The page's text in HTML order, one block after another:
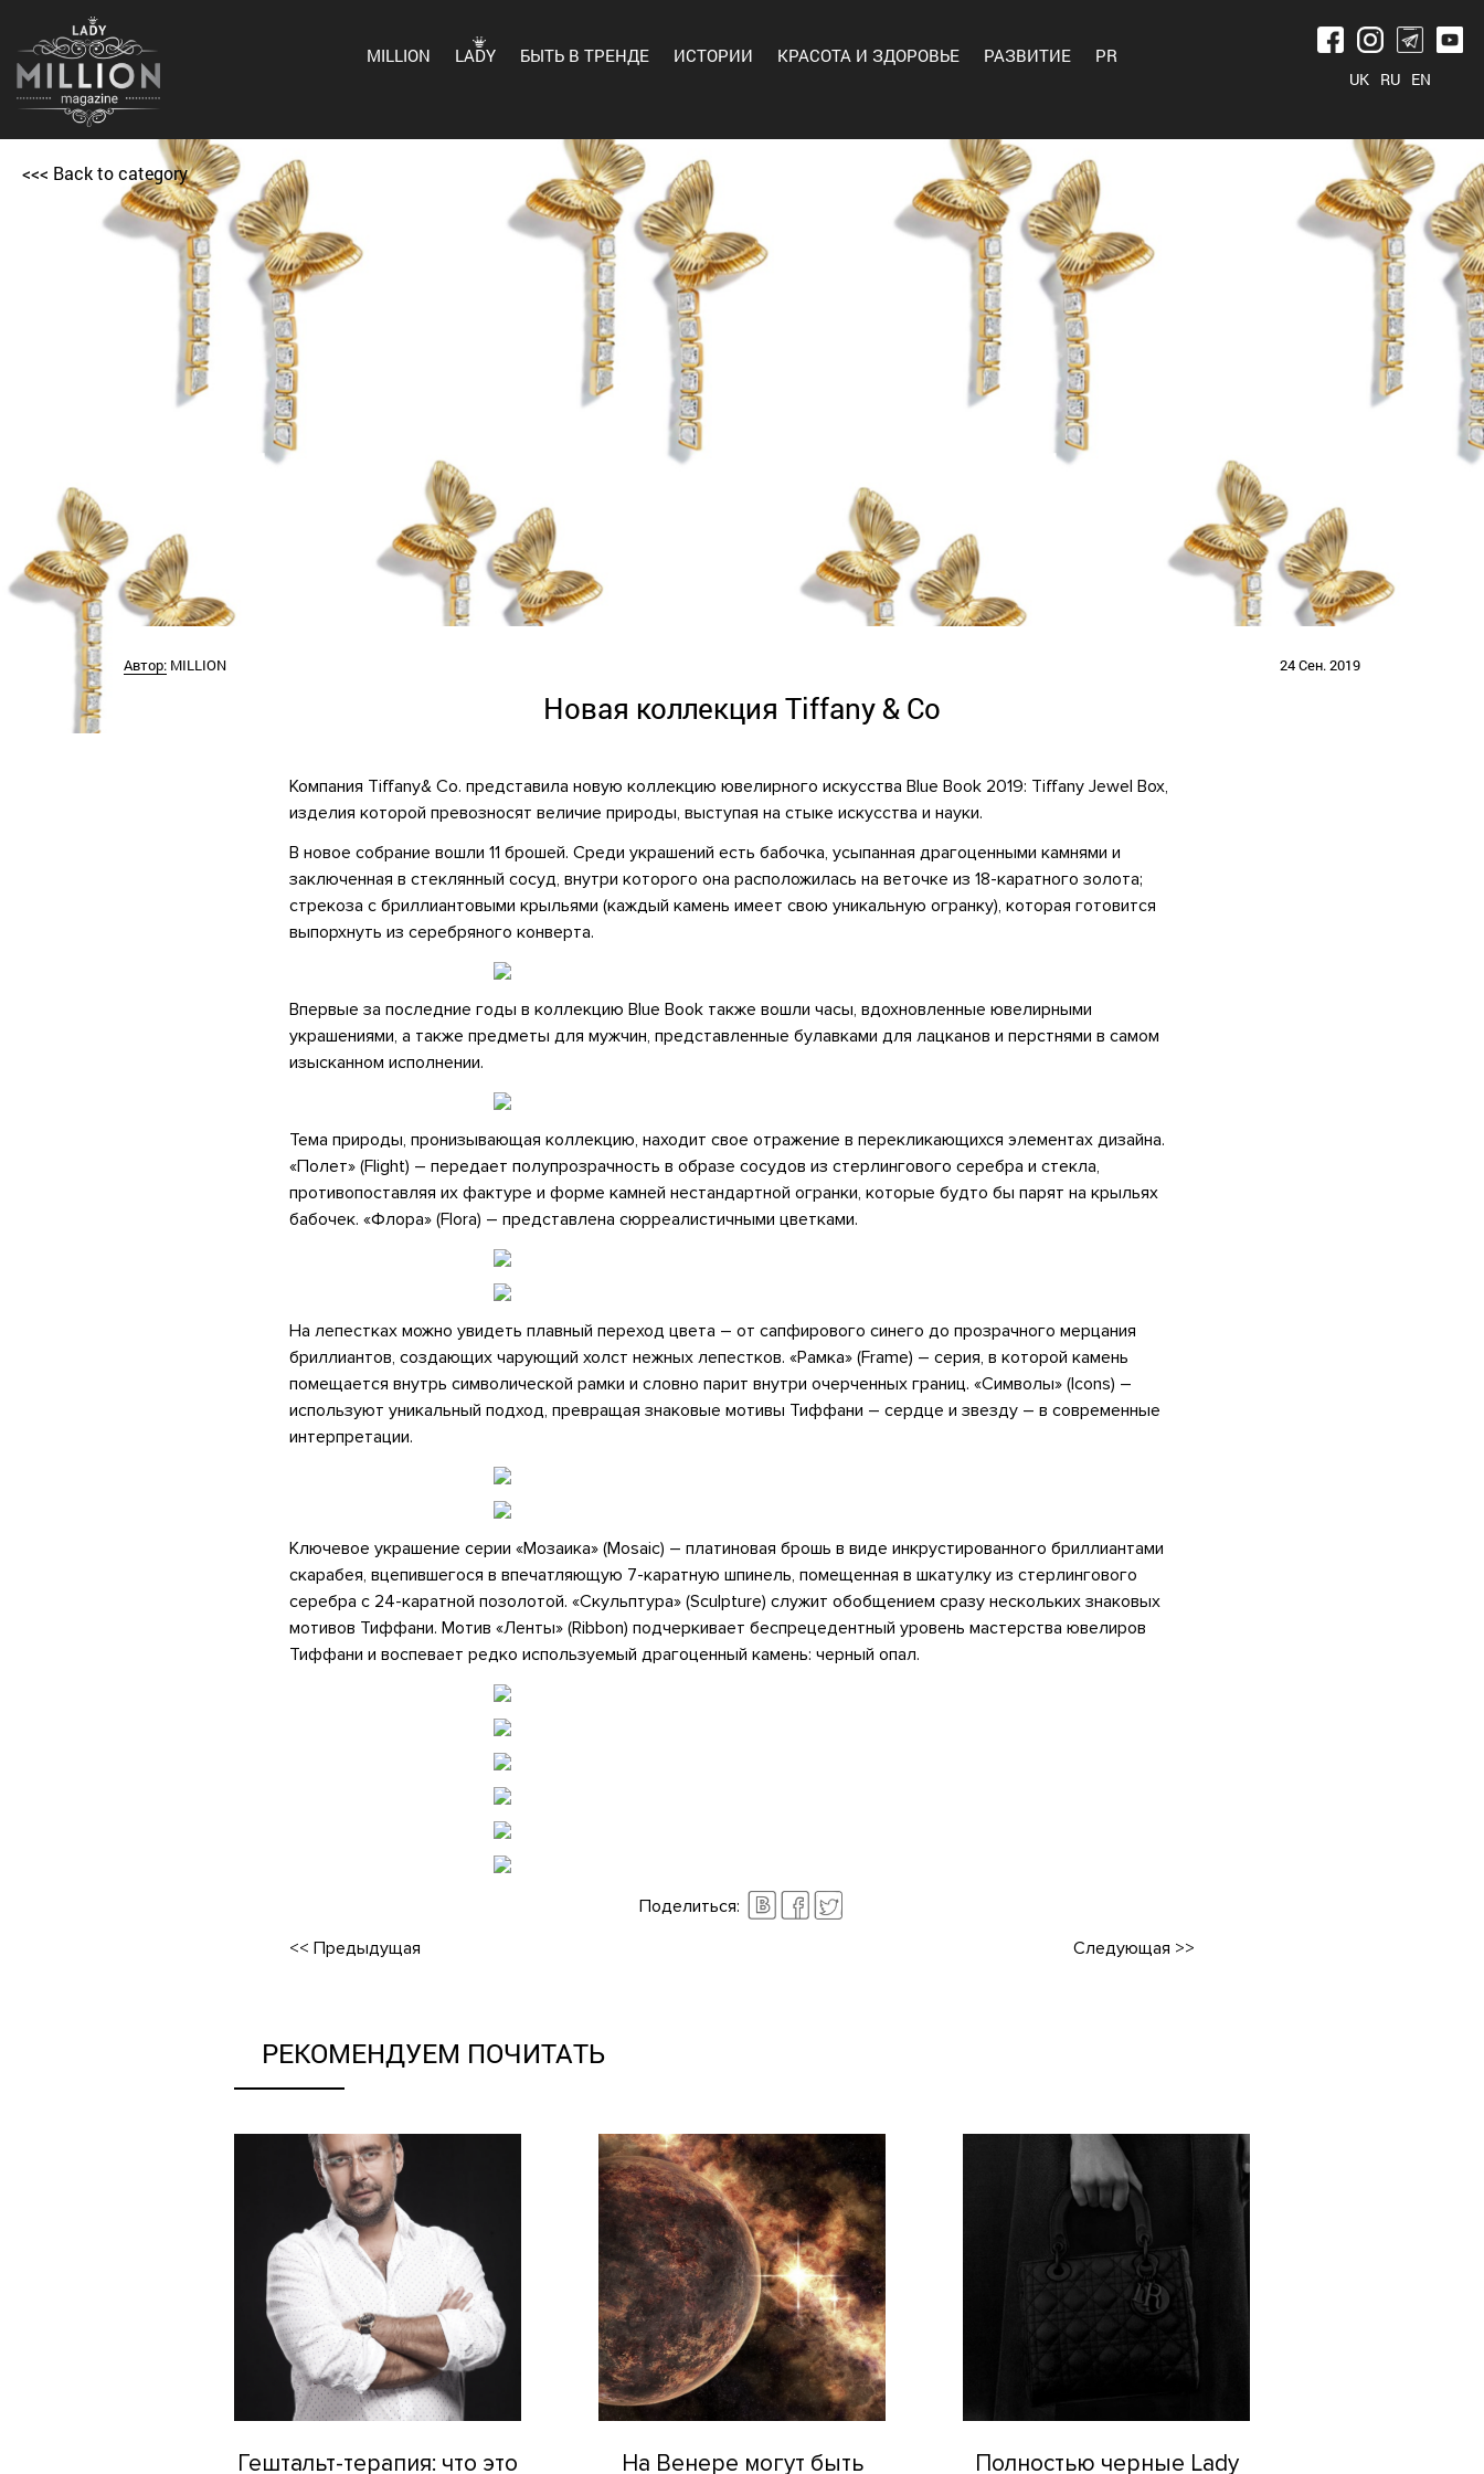
MILLION LADY БЫТЬ В ТРЕНДЕ ИСТОРИИ КРАСОТА И ЗДОРОВЬЕ РАЗВИТИЕ
PR
UK RU EN
<<< Back to category
Автор: MILLION 24 Сен. 2019
Новая коллекция Tiffany & Co
Компания Tiffany& Co. представила новую коллекцию ювелирного искусства Blue Book 2019: Tiffany Jewel Box,
изделия которой превозносят величие природы, выступая на стыке искусства и науки.
В новое собрание вошли 11 брошей. Среди украшений есть бабочка, усыпанная драгоценными камнями и
заключенная в стеклянный сосуд, внутри которого она расположилась на веточке из 18-каратного золота;
стрекоза с бриллиантовыми крыльями (каждый камень имеет свою уникальную огранку), которая готовится
выпорхнуть из серебряного конверта.
Впервые за последние годы в коллекцию Blue Book также вошли часы, вдохновленные ювелирными
украшениями, а также предметы для мужчин, представленные булавками для лацканов и перстнями в самом
изысканном исполнении.
Тема природы, пронизывающая коллекцию, находит свое отражение в перекликающихся элементах дизайна.
«Полет» (Flight) – передает полупрозрачность в образе сосудов из стерлингового серебра и стекла,
противопоставляя их фактуре и форме камней нестандартной огранки, которые будто бы парят на крыльях
бабочек. «Флора» (Flora) – представлена сюрреалистичными цветками.
На лепестках можно увидеть плавный переход цвета – от сапфирового синего до прозрачного мерцания
бриллиантов, создающих чарующий холст нежных лепестков. «Рамка» (Frame) – серия, в которой камень
помещается внутрь символической рамки и словно парит внутри очерченных границ. «Символы» (Icons) –
используют уникальный подход, превращая знаковые мотивы Тиффани – сердце и звезду – в современные
интерпретации.
Ключевое украшение серии «Мозаика» (Mosaic) – платиновая брошь в виде инкрустированного бриллиантами
скарабея, вцепившегося в впечатляющую 7-каратную шпинель, помещенная в шкатулку из стерлингового
серебра с 24-каратной позолотой. «Скульптура» (Sculpture) служит обобщением сразу нескольких знаковых
мотивов Тиффани. Мотив «Ленты» (Ribbon) подчеркивает беспрецедентный уровень мастерства ювелиров
Тиффани и воспевает редко используемый драгоценный камень: черный опал.
Поделиться:
<< Предыдущая Следующая >>
РЕКОМЕНДУЕМ ПОЧИТАТЬ
Гештальт-терапия: что это На Венере могут быть Полностью черные Lady